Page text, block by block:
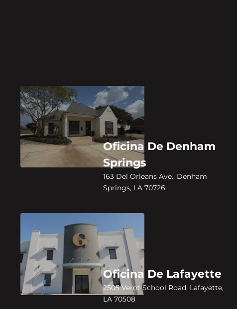
Oficina De Denham
Springs
163 Del Orleans Ave., Denham
Springs, LA 70726
Oficina De Lafayette
2505 Verot School Road, Lafayette,
LA 70508